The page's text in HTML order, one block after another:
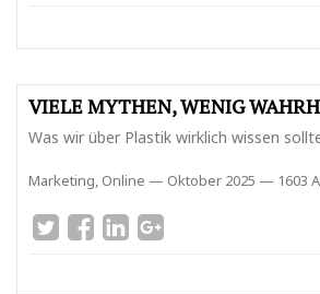
VIELE MYTHEN, WENIG
Was wir über Plastik wirklich wissen
Marketing, Online — Oktober 2025 — 1603